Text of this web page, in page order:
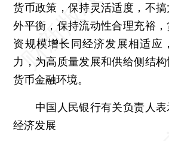
货币政策，保持灵活适度，不
外平衡，保持流动性合理充裕
资规模增长同经济发展相适应
力，为高质量发展和供给侧结
货币金融环境。
中国人民银行有关负责人
经济发展